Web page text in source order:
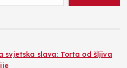
svjetska slava: Torta od šljiva